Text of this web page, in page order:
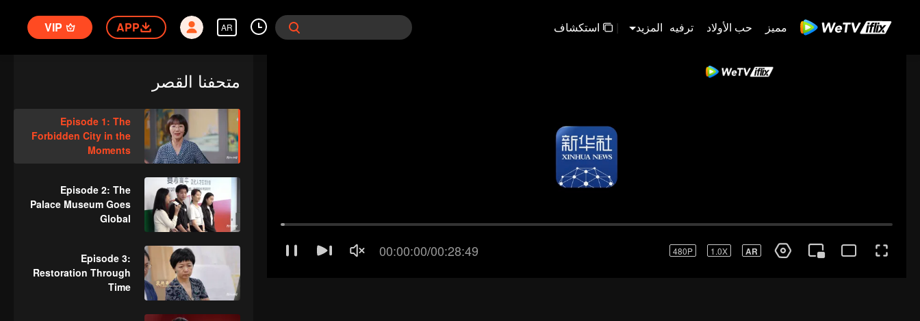
مميز حب الأولاد ترفيه المزيد | استكشاف AR
APP
VIP
متحفنا القصر
Episode 1: The
Forbidden City in the
Moments
Episode 2: The
Palace Museum Goes
Global
Episode 3:
Restoration Through
Time